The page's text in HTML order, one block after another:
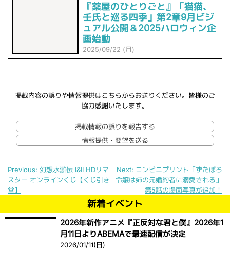
『薬屋のひとりごと』「猫猫、
壬氏と巡る四季」第2章9月ビジ
ュアル公開＆2025ハロウィン企
画始動
2025/09/22 (月)
掲載内容の誤りや情報提供はこちらからお送りください。皆様のご
協力感謝いたします。
掲載情報の誤りを報告する
情報提供・要望を送る
投稿ナビゲーション
Previous: 幻想水滸伝 I&II HDリマ
スター オンラインくじ【くじ引き
堂】
Next: コンビニプリント「ずたぼろ
令嬢は姉の元婚約者に溺愛される」
第5話の場面写真が追加！
新着イベント
2026年新作アニメ『正反対な君と僕』2026年1
月11日よりABEMAで最速配信が決定
2026/01/11(日)